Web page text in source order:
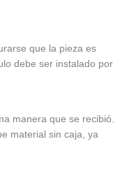
que la pieza es
debe ser instalado por
manera que se recibió.
material sin caja, ya